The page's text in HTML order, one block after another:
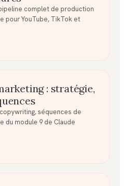
complet de production
pour YouTube, TikTok et
: stratégie,
séquences de
du module 9 de Claude